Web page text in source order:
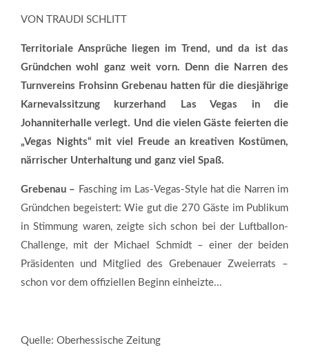
VON TRAUDI SCHLITT
Territoriale Ansprüche liegen im Trend, und da ist das
Gründchen wohl ganz weit vorn. Denn die Narren des
Turnvereins Frohsinn Grebenau hatten für die diesjährige
Karnevalssitzung kurzerhand Las Vegas in die
Johanniterhalle verlegt. Und die vielen Gäste feierten die
„Vegas Nights“ mit viel Freude an kreativen Kostümen,
närrischer Unterhaltung und ganz viel Spaß.
Grebenau – Fasching im Las-Vegas-Style hat die Narren im
Gründchen begeistert: Wie gut die 270 Gäste im Publikum
in Stimmung waren, zeigte sich schon bei der Luftballon-
Challenge, mit der Michael Schmidt – einer der beiden
Präsidenten und Mitglied des Grebenauer Zweierrats –
schon vor dem offiziellen Beginn einheizte...
Quelle: Oberhessische Zeitung